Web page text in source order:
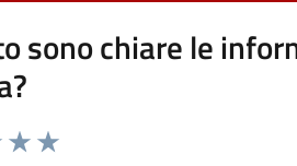
sono chiare le